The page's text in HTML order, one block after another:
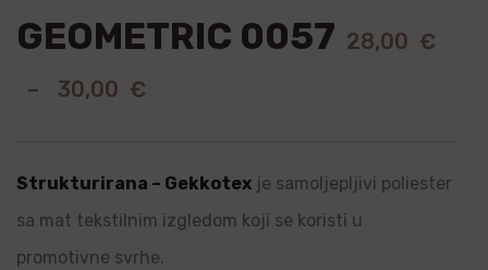
GEOMETRIC 0057 28,00 €
–
30,00 €
Strukturirana – Gekkotex je samoljepljivi poliester
sa mat tekstilnim izgledom koji se koristi u
promotivne svrhe.